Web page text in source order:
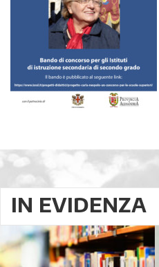
IN EVIDENZA